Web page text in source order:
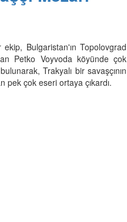
Bulgaristan'ın Topolovgrad
Petko Voyvoda köyünde çok
Trakyalı bir savaşçının
pek çok eseri ortaya çıkardı.